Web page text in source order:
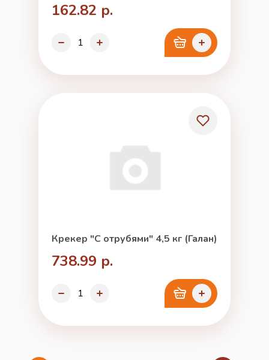
162.82 р.
Крекер "С отрубями" 4,5 кг (Галан)
738.99 р.